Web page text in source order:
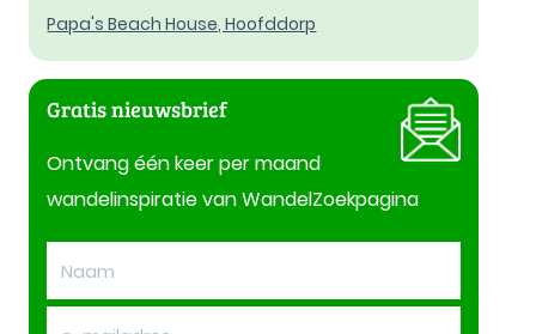
Papa's Beach House, Hoofddorp
Gratis nieuwsbrief
Ontvang één keer per maand
wandelinspiratie van WandelZoekpagina